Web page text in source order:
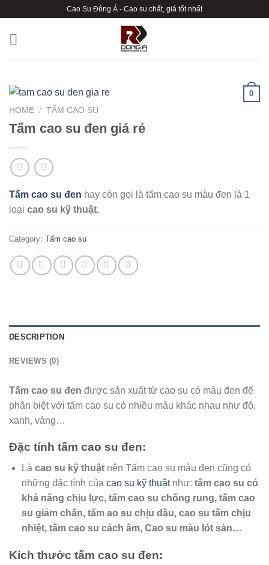
nội
Cao Su Đông Á - Cao su chất, giá tốt nhất
0
HOME / TẤM CAO SU
Tấm cao su đen giá rẻ
Tấm cao su đen hay còn gọi là tấm cao su màu đen là 1
loại cao su kỹ thuật.
Category: Tấm cao su
DESCRIPTION
REVIEWS (0)
Tấm cao su đen được sản xuất từ cao su có màu đen để
phân biệt với tấm cao su có nhiều màu khác nhau như đỏ,
xanh, vàng…
Đặc tính tấm cao su đen:
Là cao su kỹ thuật nên Tấm cao su màu đen cũng có
những đặc tính của cao su kỹ thuật như: tấm cao su có
khả năng chịu lực, tấm cao su chống rung, tấm cao
su giảm chấn, tấm ao su chịu dầu, cao su tấm chịu
nhiệt, tấm cao su cách âm, Cao su màu lót sàn…
Kích thước tấm cao su đen: